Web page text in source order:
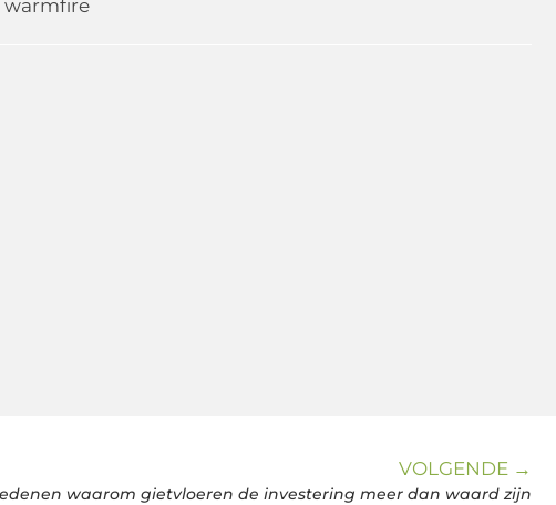
warmfire
VOLGENDE →
waarom gietvloeren de investering meer dan waard zijn